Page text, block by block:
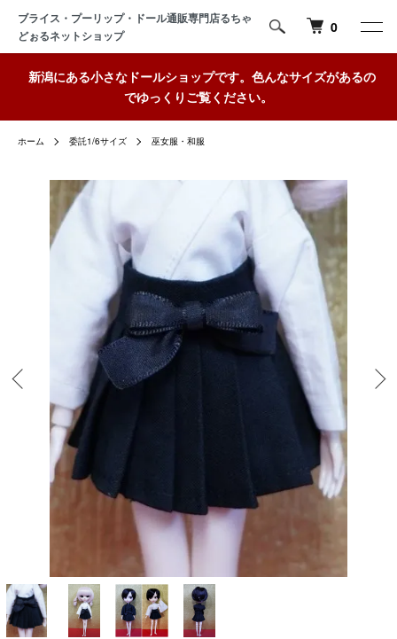
ブライス・プーリップ・ドール通販専門店るちゃ
どぉるネットショップ
0
新潟にある小さなドールショップです。色んなサイズがあるの
でゆっくりご覧ください。
ホーム 委託1/6サイズ 巫女服・和服